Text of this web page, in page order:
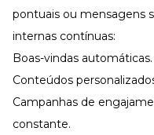
pontuais ou mensagens
internas contínuas:
Boas-vindas automáticas.
Conteúdos
Campanhas de
constante.